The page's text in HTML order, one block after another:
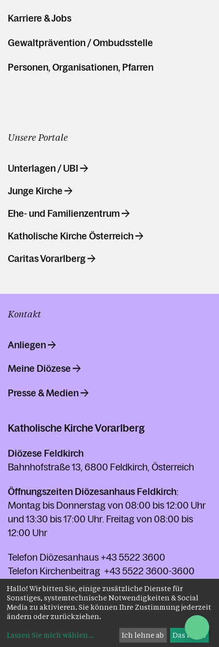
Karriere & Jobs
Gewaltprävention / Ombudsstelle
Personen, Organisationen, Pfarren
Unsere Portale
Unterlagen / UBI
Junge Kirche
Ehe- und Familienzentrum
Katholische Kirche Österreich
Caritas Vorarlberg
Kontakt
Anliegen
Meine Diözese
Presse & Medien
Katholische Kirche Vorarlberg
Diözese Feldkirch
Bahnhofstraße 13, 6800 Feldkirch, Österreich
Öffnungszeiten Diözesanhaus Feldkirch:
Montag bis Donnerstag von 08:00 bis 12:00 Uhr
und 13:30 bis 17:00 Uhr. Freitag von 08:00 bis
12:00 Uhr
Telefon Diözesanhaus +43 5522 3600
Telefon Kirchenbeitrag +43 5522 3600-3600
Fax+43 5522 3600-3110-5
kontakt@kath-kirche-vorarlberg.at
Hallo! Wir bitten Sie, einige zusätzliche Dienste für
Sonstiges, systemtechnische Notwendigkeiten & Social
Media zu aktivieren. Sie können Ihre Zustimmung jederzeit
ändern oder zurückziehen.
Lassen Sie mich wählen... Ich lehne ab Das ist ok